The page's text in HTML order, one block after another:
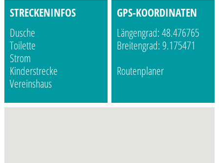
STRECKENINFOS
Dusche
Toilette
Strom
Kinderstrecke
Vereinshaus
GPS-KOORDINATEN
Längengrad: 48.476765
Breitengrad: 9.175471
Routenplaner